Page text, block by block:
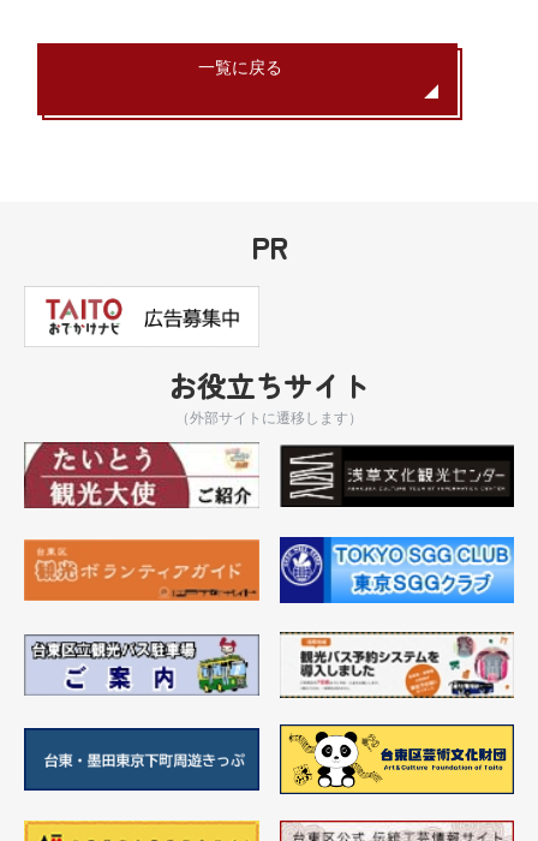
一覧に戻る
PR
お役立ちサイト
（外部サイトに遷移します）